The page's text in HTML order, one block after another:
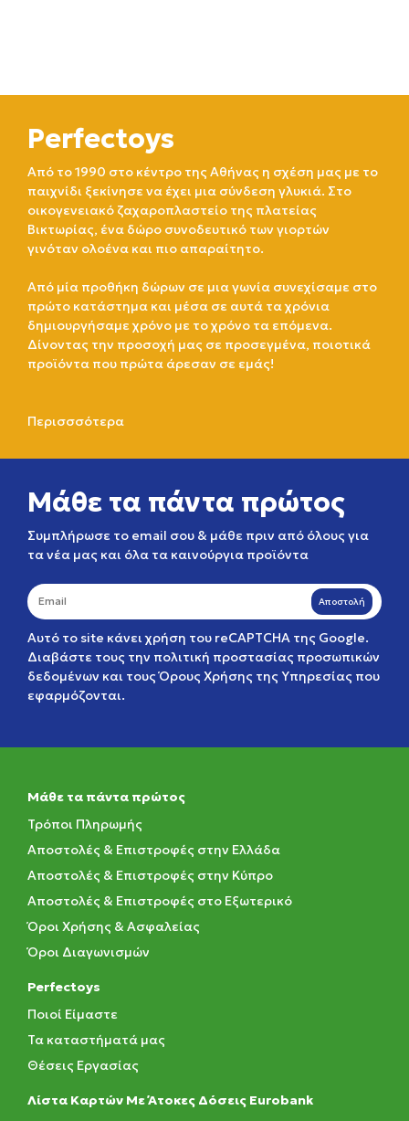
Perfectoys
Από το 1990 στο κέντρο της Αθήνας η σχέση μας με το
παιχνίδι ξεκίνησε να έχει μια σύνδεση γλυκιά. Στο
οικογενειακό ζαχαροπλαστείο της πλατείας
Βικτωρίας, ένα δώρο συνοδευτικό των γιορτών
γινόταν ολοένα και πιο απαραίτητο.
Από μία προθήκη δώρων σε μια γωνία συνεχίσαμε στο
πρώτο κατάστημα και μέσα σε αυτά τα χρόνια
δημιουργήσαμε χρόνο με το χρόνο τα επόμενα.
Δίνοντας την προσοχή μας σε προσεγμένα, ποιοτικά
προϊόντα που πρώτα άρεσαν σε εμάς!
Περισσσότερα
Μάθε τα πάντα πρώτος
Συμπλήρωσε το email σου & μάθε πριν από όλους για
τα νέα μας και όλα τα καινούργια προϊόντα
Αποστολή
Αυτό το site κάνει χρήση του reCAPTCHA της Google.
Διαβάστε τους την πολιτική προστασίας προσωπικών
δεδομένων και τουςΌρους Χρήσης της Υπηρεσίας που
εφαρμόζονται.
Μάθε τα πάντα πρώτος
Τρόποι Πληρωμής
Αποστολές & Επιστροφές στην Ελλάδα
Αποστολές & Επιστροφές στην Κύπρο
Αποστολές & Επιστροφές στο Εξωτερικό
Όροι Χρήσης & Ασφαλείας
Όροι Διαγωνισμών
Perfectoys
Ποιοί Είμαστε
Τα καταστήματά μας
Θέσεις Εργασίας
Λίστα Καρτών Με Άτοκες Δόσεις Eurobank